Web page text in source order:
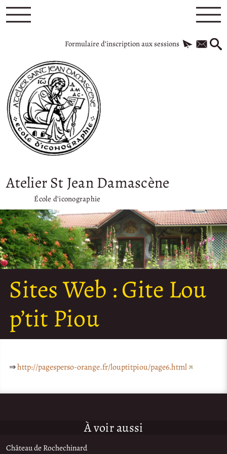
Formulaire d’inscription aux sessions
Atelier St Jean Damascène
École d’iconographie
Sites Web :Gite Lou
p’tit Piou
⇒http://pagesperso-orange.fr/louptitpiou/page6.html
À voir aussi
Château de Rochechinard